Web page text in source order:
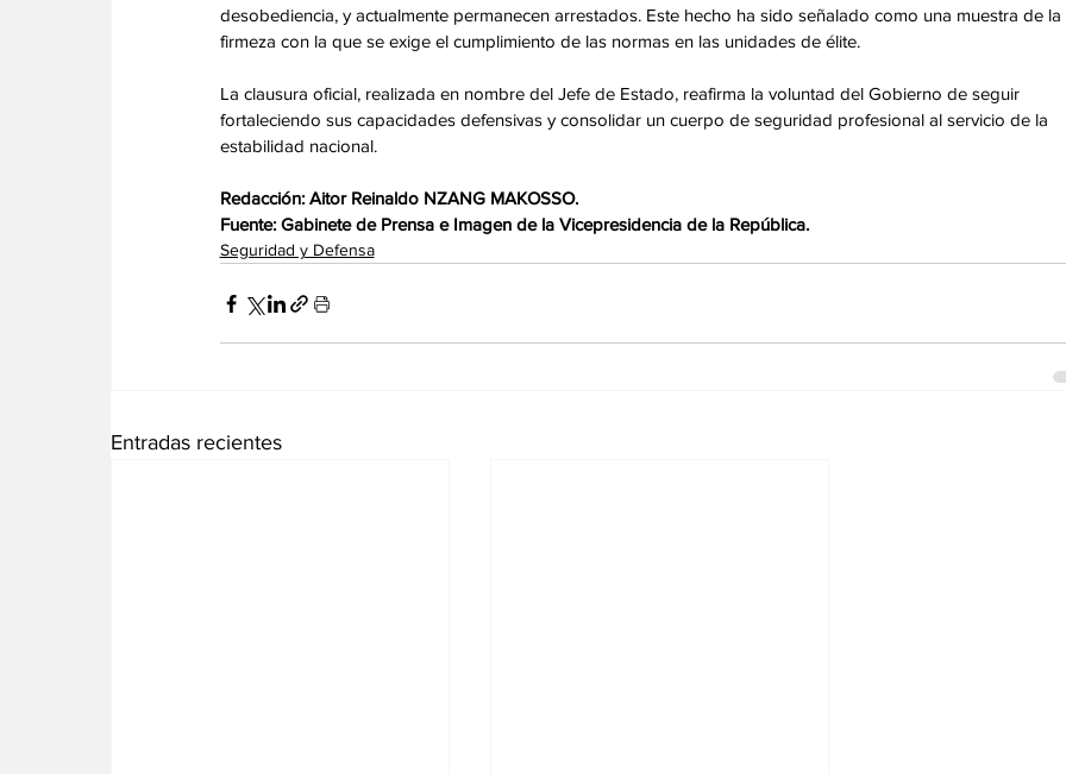
desobediencia, y actualmente permanecen arrestados. Este hecho ha sido señalado como una muestra de la
firmeza con la que se exige el cumplimiento de las normas en las unidades de élite.
La clausura oficial, realizada en nombre del Jefe de Estado, reafirma la voluntad del Gobierno de seguir
fortaleciendo sus capacidades defensivas y consolidar un cuerpo de seguridad profesional al servicio de la
estabilidad nacional.
Redacción: Aitor Reinaldo NZANG MAKOSSO.
Fuente: Gabinete de Prensa e Imagen de la Vicepresidencia de la República.
Seguridad y Defensa
Entradas recientes